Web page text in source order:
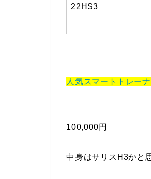
22HS3
人気スマートトレー
100,000円
中身はサリスH3かと